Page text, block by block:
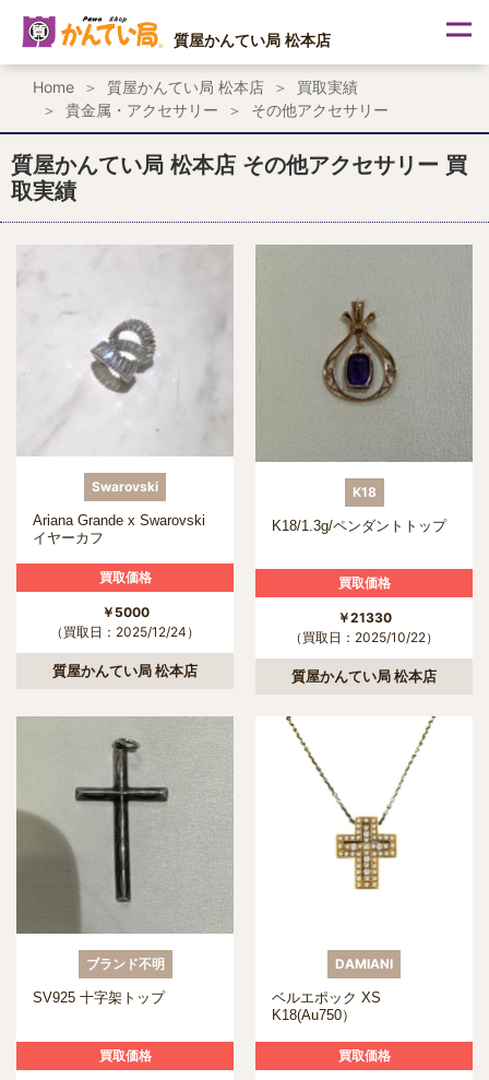
ス
プ
質屋かんてい局 松本店
Home 質屋かんてい局 松本店
買取実績
貴金属・アクセサリー
その他アクセサリー
質屋かんてい局 松本店 その他アクセサリー 買
取実績
Swarovski
Ariana Grande x Swarovski
イヤーカフ
買取価格
￥5000
（買取日：2025/12/24）
質屋かんてい局 松本店
K18
K18/1.3g/ペンダントトップ
買取価格
￥21330
（買取日：2025/10/22）
質屋かんてい局 松本店
ブランド不明
SV925 十字架トップ
買取価格
DAMIANI
ベルエポック XS
K18(Au750）
買取価格